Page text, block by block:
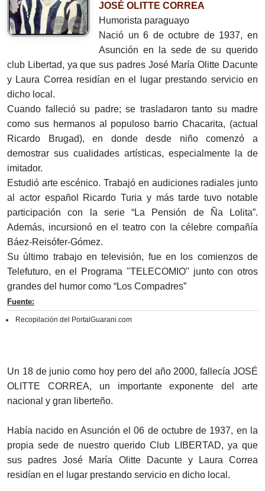
JOSÉ OLITTE CORREA
Humorista paraguayo
Nació un 6 de octubre de 1937, en
Asunción en la sede de su querido
club Libertad, ya que sus padres José María Olitte Dacunte
y Laura Correa residían en el lugar prestando servicio en
dicho local.
Cuando falleció su padre; se trasladaron tanto su madre
como sus hermanos al populoso barrio Chacarita, (actual
Ricardo Brugad), en donde desde niño comenzó a
demostrar sus cualidades artísticas, especialmente la de
imitador.
Estudió arte escénico. Trabajó en audiciones radiales junto
al actor español Ricardo Turia y más tarde tuvo notable
participación con la serie “La Pensión de Ña Lolita”.
Además, incursionó en el teatro con la célebre compañía
Báez-Reisófer-Gómez.
Su último trabajo en televisión, fue en los comienzos de
Telefuturo, en el Programa "TELECOMIO" junto con otros
grandes del humor como “Los Compadres”
Fuente:
Recopilación del PortalGuarani.com
Un 18 de junio como hoy pero del año 2000, fallecía JOSÉ
OLITTE CORREA, un importante exponente del arte
nacional y gran liberteño.
Había nacido en Asunción el 06 de octubre de 1937, en la
propia sede de nuestro querido Club LIBERTAD, ya que
sus padres José María Olitte Dacunte y Laura Correa
residían en el lugar prestando servicio en dicho local.